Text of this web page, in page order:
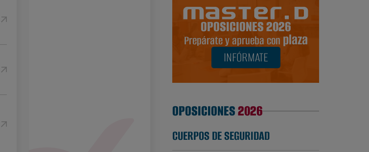
OPOSICIONES 2026
Prepárate y aprueba con plaza
INFÓRMATE
OPOSICIONES2026
CUERPOS DE SEGURIDAD